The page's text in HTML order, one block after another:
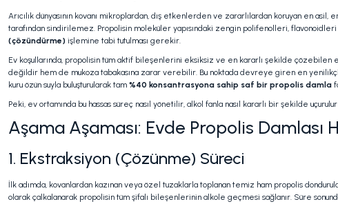
Arıcılık dünyasının kovanı mikroplardan, dış etkenlerden ve zararlılardan koruyan en
tarafından sindirilemez. Propolisin moleküler yapısındaki zengin polifenolleri,
(çözündürme) işlemine tabi tutulması gerekir.
Ev koşullarında, propolisin tüm aktif bileşenlerini eksiksiz ve en kararlı şekilde çözebilen
değildir hem de mukoza tabakasına zarar verebilir. Bu noktada devreye giren en yenilikçi
kuru özün suyla buluşturularak tam %40 konsantrasyona sahip saf bir propolis damla
Peki, ev ortamında bu hassas süreç nasıl yönetilir, alkol fanla nasıl kararlı bir şekilde
Aşama Aşaması: Evde Propolis Damlası
1. Ekstraksiyon (Çözünme) Süreci
İlk adımda, kovanlardan kazınan veya özel tuzaklarla toplanan temiz ham propolis
olarak çalkalanarak propolisin tüm şifalı bileşenlerinin alkole geçmesi sağlanır. Süre